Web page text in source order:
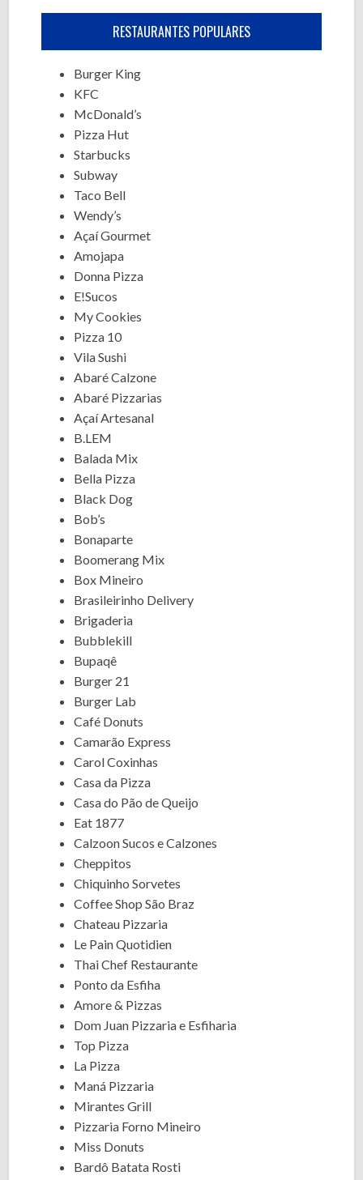
RESTAURANTES POPULARES
Burger King
KFC
McDonald’s
Pizza Hut
Starbucks
Subway
Taco Bell
Wendy’s
Açaí Gourmet
Amojapa
Donna Pizza
E!Sucos
My Cookies
Pizza 10
Vila Sushi
Abaré Calzone
Abaré Pizzarias
Açaí Artesanal
B.LEM
Balada Mix
Bella Pizza
Black Dog
Bob’s
Bonaparte
Boomerang Mix
Box Mineiro
Brasileirinho Delivery
Brigaderia
Bubblekill
Bupaqê
Burger 21
Burger Lab
Café Donuts
Camarão Express
Carol Coxinhas
Casa da Pizza
Casa do Pão de Queijo
Eat 1877
Calzoon Sucos e Calzones
Cheppitos
Chiquinho Sorvetes
Coffee Shop São Braz
Chateau Pizzaria
Le Pain Quotidien
Thai Chef Restaurante
Ponto da Esfiha
Amore & Pizzas
Dom Juan Pizzaria e Esfiharia
Top Pizza
La Pizza
Maná Pizzaria
Mirantes Grill
Pizzaria Forno Mineiro
Miss Donuts
Bardô Batata Rosti